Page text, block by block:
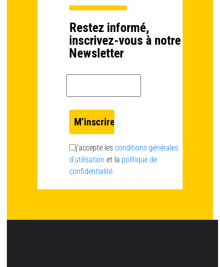
Restez informé,
inscrivez-vous à notre
Newsletter
j’accepte les conditions générales
d’utilisation et la politique de
confidentialité.